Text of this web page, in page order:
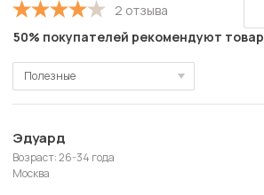
2 отзыва
50% покупателей рекомендуют товар
Полезные
Полезные
Новые
Старые
Эдуард
Возраст: 26-34 года
Москва